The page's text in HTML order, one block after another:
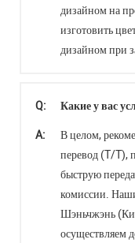
дизайном на
изготовить
дизайном при
Q:
Какие у вас
A:
В целом,
перевод (T/T),
быструю
комиссии.
Шэньчжэнь
осуществляем